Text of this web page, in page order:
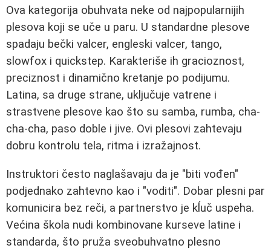
Ova kategorija obuhvata neke od najpopularnijih
plesova koji se uče u paru. U standardne plesove
spadaju bečki valcer, engleski valcer, tango,
slowfox i quickstep. Karakteriše ih gracioznost,
preciznost i dinamično kretanje po podijumu.
Latina, sa druge strane, uključuje vatrene i
strastvene plesove kao što su samba, rumba, cha-
cha-cha, paso doble i jive. Ovi plesovi zahtevaju
dobru kontrolu tela, ritma i izražajnost.
Instruktori često naglašavaju da je "biti vođen"
podjednako zahtevno kao i "voditi". Dobar plesni par
komunicira bez reči, a partnerstvo je kĺuč uspeha.
Većina škola nudi kombinovane kurseve latine i
standarda, što pruža sveobuhvatno plesno